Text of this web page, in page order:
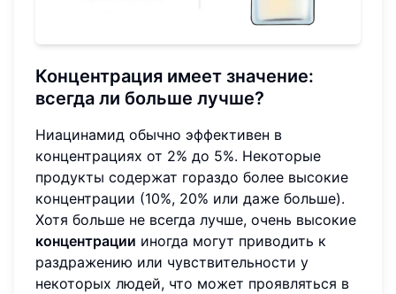
Концентрация имеет значение:
всегда ли больше лучше?
Ниацинамид обычно эффективен в
концентрациях от 2% до 5%. Некоторые
продукты содержат гораздо более высокие
концентрации (10%, 20% или даже больше).
Хотя больше не всегда лучше, очень высокие
концентрации иногда могут приводить к
раздражению или чувствительности у
некоторых людей, что может проявляться в